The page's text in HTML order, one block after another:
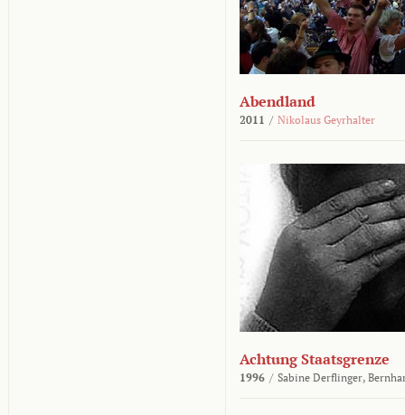
Abendland
2011 / Nikolaus Geyrhalter
Achtung Staatsgrenze
1996 / Sabine Derflinger,